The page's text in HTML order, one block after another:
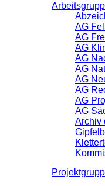
AG
AG
AG
AG
AG
AG
AG
AG
AG
Archiv